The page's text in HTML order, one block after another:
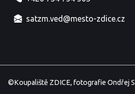
satzm.ved@mesto-zdice.cz
©Koupaliště ZDICE, fotografie Ondřej